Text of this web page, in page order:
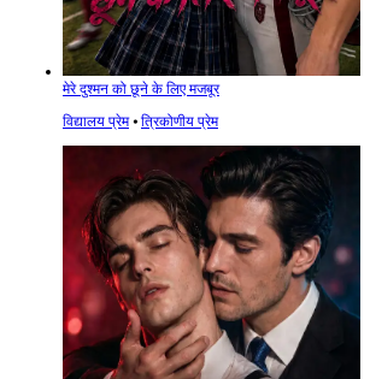
मेरे दुश्मन को छूने के लिए मजबूर
विद्यालय प्रेम⦁ त्रिकोणीय प्रेम